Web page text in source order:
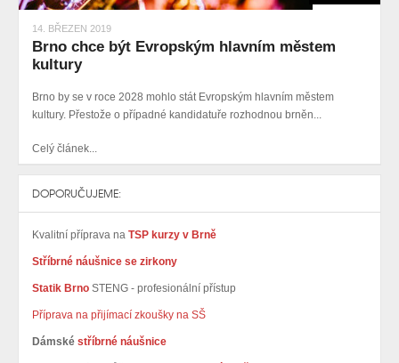
14. BŘEZEN 2019
Brno chce být Evropským hlavním městem
kultury
Brno by se v roce 2028 mohlo stát Evropským hlavním městem
kultury. Přestože o případné kandidatuře rozhodnou brněn...
Celý článek...
DOPORUČUJEME:
Kvalitní příprava na TSP kurzy v Brně
Stříbrné náušnice se zirkony
Statik Brno STENG - profesionální přístup
Příprava na přijímací zkoušky na SŠ
Dámské stříbrné náušnice